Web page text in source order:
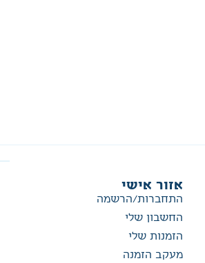
אזור אישי
התחברות/הרשמה
החשבון שלי
הזמנות שלי
מעקב הזמנה